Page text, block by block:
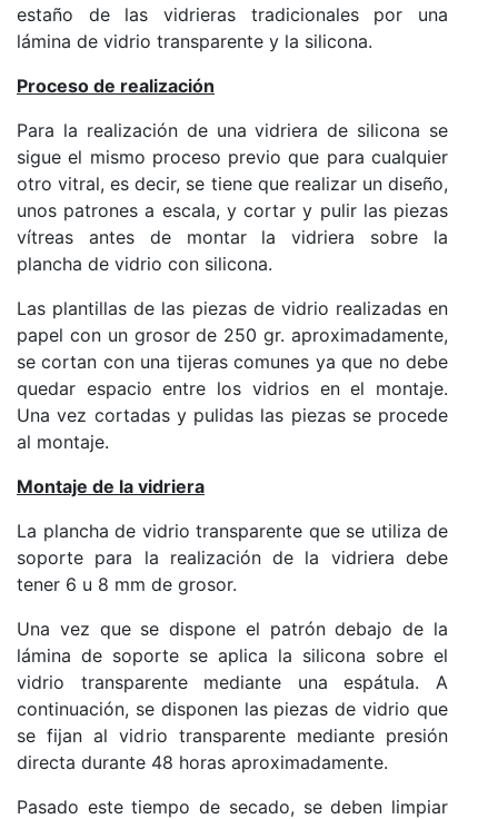
estaño de las vidrieras tradicionales por una
lámina de vidrio transparente y la silicona.
Proceso de realización
Para la realización de una vidriera de silicona se
sigue el mismo proceso previo que para cualquier
otro vitral, es decir, se tiene que realizar un diseño,
unos patrones a escala, y cortar y pulir las piezas
vítreas antes de montar la vidriera sobre la
plancha de vidrio con silicona.
Las plantillas de las piezas de vidrio realizadas en
papel con un grosor de 250 gr. aproximadamente,
se cortan con una tijeras comunes ya que no debe
quedar espacio entre los vidrios en el montaje.
Una vez cortadas y pulidas las piezas se procede
al montaje.
Montaje de la vidriera
La plancha de vidrio transparente que se utiliza de
soporte para la realización de la vidriera debe
tener 6 u 8 mm de grosor.
Una vez que se dispone el patrón debajo de la
lámina de soporte se aplica la silicona sobre el
vidrio transparente mediante una espátula. A
continuación, se disponen las piezas de vidrio que
se fijan al vidrio transparente mediante presión
directa durante 48 horas aproximadamente.
Pasado este tiempo de secado, se deben limpiar